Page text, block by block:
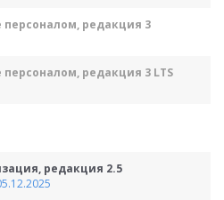
персоналом, редакция 3
редакция 3 LTS
редакция 2.5